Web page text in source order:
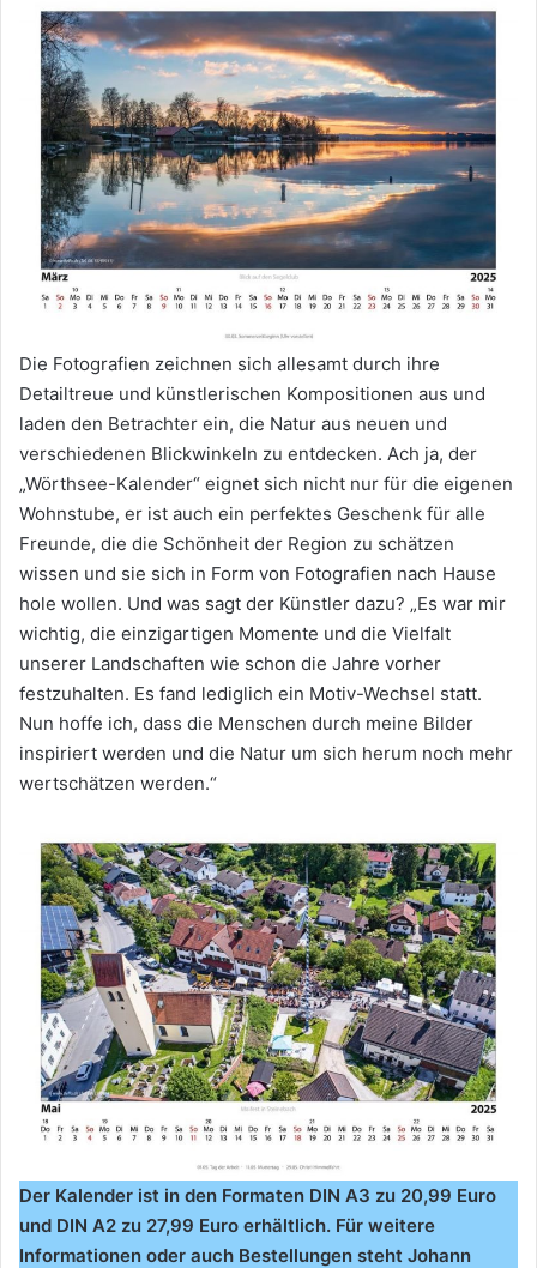
Die Fotografien zeichnen sich allesamt durch ihre
Detailtreue und künstlerischen Kompositionen aus und
laden den Betrachter ein, die Natur aus neuen und
verschiedenen Blickwinkeln zu entdecken. Ach ja, der
„Wörthsee-Kalender“ eignet sich nicht nur für die eigenen
Wohnstube, er ist auch ein perfektes Geschenk für alle
Freunde, die die Schönheit der Region zu schätzen
wissen und sie sich in Form von Fotografien nach Hause
hole wollen. Und was sagt der Künstler dazu? „Es war mir
wichtig, die einzigartigen Momente und die Vielfalt
unserer Landschaften wie schon die Jahre vorher
festzuhalten. Es fand lediglich ein Motiv-Wechsel statt.
Nun hoffe ich, dass die Menschen durch meine Bilder
inspiriert werden und die Natur um sich herum noch mehr
wertschätzen werden.“
Der Kalender ist in den Formaten DIN A3 zu 20,99 Euro
und DIN A2 zu 27,99 Euro erhältlich. Für weitere
Informationen oder auch Bestellungen steht Johann